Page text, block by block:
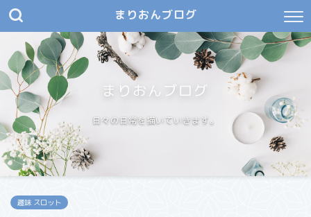
まりおんブログ
まりおんブログ
日々の日常を描いていきます。
趣味 スロット